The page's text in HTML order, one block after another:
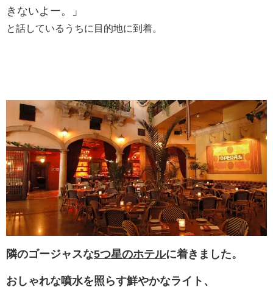
きないよー。」
と話しているうちに目的地に到着。
隣のゴージャスな5つ星のホテルに着きました。
おしゃれな噴水を照らす鮮やかなライト、